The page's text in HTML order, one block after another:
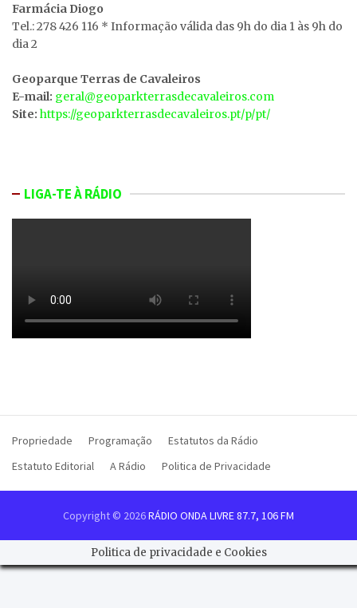
Farmácia Diogo
Tel.: 278 426 116 * Informação válida das 9h do dia 1 às 9h do
dia 2
Geoparque Terras de Cavaleiros
E-mail: geral@geoparkterrasdecavaleiros.com
Site: https://geoparkterrasdecavaleiros.pt/p/pt/
LIGA-TE À RÁDIO
Propriedade Programação
Estatutos da Rádio
Estatuto Editorial
A Rádio Politica de Privacidade
Copyright © 2026RÁDIO ONDA LIVRE 87.7, 106 FM
Politica de privacidade e Cookies